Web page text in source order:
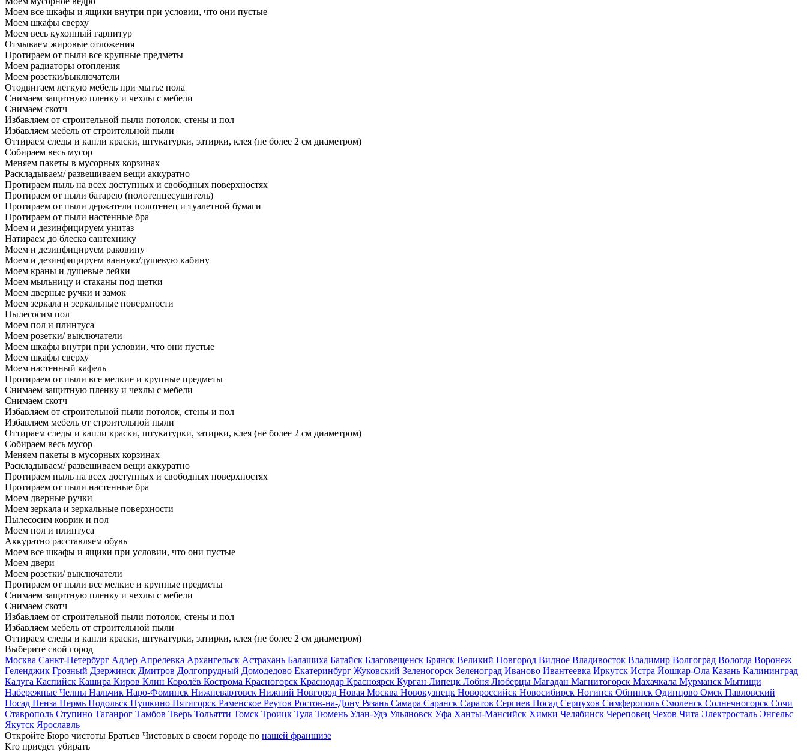
Моем все шкафы и ящики внутри при условии, что они пустые
Моем шкафы сверху
Моем весь кухонный гарнитур
Отмываем жировые отложения
Протираем от пыли все крупные предметы
Моем радиаторы отопления
Моем розетки/выключатели
Отодвигаем легкую мебель при мытье пола
Снимаем защитную пленку и чехлы с мебели
Снимаем скотч
Избавляем от строительной пыли потолок, стены и пол
Избавляем мебель от строительной пыли
Оттираем следы и капли краски, штукатурки, затирки, клея (не более 2 см диаметром)
Собираем весь мусор
Меняем пакеты в мусорных корзинах
Раскладываем/ развешиваем вещи аккуратно
Протираем пыль на всех доступных и свободных поверхностях
Протираем от пыли батарею (полотенцесушитель)
Протираем от пыли держатели полотенец и туалетной бумаги
Протираем от пыли настенные бра
Моем и дезинфицируем унитаз
Натираем до блеска сантехнику
Моем и дезинфицируем раковину
Моем и дезинфицируем ванную/душевую кабину
Моем краны и душевые лейки
Моем мыльницу и стаканы под щетки
Моем дверные ручки и замок
Моем зеркала и зеркальные поверхности
Пылесосим пол
Моем пол и плинтуса
Моем розетки/ выключатели
Моем шкафы внутри при условии, что они пустые
Моем шкафы сверху
Моем настенный кафель
Протираем от пыли все мелкие и крупные предметы
Снимаем защитную пленку и чехлы с мебели
Снимаем скотч
Избавляем от строительной пыли потолок, стены и пол
Избавляем мебель от строительной пыли
Оттираем следы и капли краски, штукатурки, затирки, клея (не более 2 см диаметром)
Собираем весь мусор
Меняем пакеты в мусорных корзинах
Раскладываем/ развешиваем вещи аккуратно
Протираем пыль на всех доступных и свободных поверхностях
Протираем от пыли настенные бра
Моем дверные ручки
Моем зеркала и зеркальные поверхности
Пылесосим коврик и пол
Моем пол и плинтуса
Аккуратно расставляем обувь
Моем все шкафы и ящики при условии, что они пустые
Моем двери
Моем розетки/ выключатели
Протираем от пыли все мелкие и крупные предметы
Снимаем защитную пленку и чехлы с мебели
Снимаем скотч
Избавляем от строительной пыли потолок, стены и пол
Избавляем мебель от строительной пыли
Оттираем следы и капли краски, штукатурки, затирки, клея (не более 2 см диаметром)
Выберите свой город
Москва Санкт-Петербург Адлер Апрелевка Архангельск Астрахань Балашиха Батайск Благовещенск Брянск Великий Новгород Видное Владивосток Владимир Волгоград Вологда Воронеж
Геленджик Грозный Дзержинск Дмитров Долгопрудный Домодедово Екатеринбург Жуковский Зеленогорск Зеленоград Иваново Ивантеевка Иркутск Истра Йошкар-Ола Казань Калининград
Калуга Каспийск Кашира Киров Клин Королёв Кострома Красногорск Краснодар Красноярск Курган Липецк Лобня Люберцы Магадан Магнитогорск Махачкала Мурманск Мытищи
Набережные Челны Нальчик Наро-Фоминск Нижневартовск Нижний Новгород Новая Москва Новокузнецк Новороссийск Новосибирск Ногинск Обнинск Одинцово Омск Павловский
Посад Пенза Пермь Подольск Пушкино Пятигорск Раменское Реутов Ростов-на-Дону Рязань Самара Саранск Саратов Сергиев Посад Серпухов Симферополь Смоленск Солнечногорск Сочи
Ставрополь Ступино Таганрог Тамбов Тверь Тольятти Томск Троицк Тула Тюмень Улан-Удэ Ульяновск Уфа Ханты-Мансийск Химки Челябинск Череповец Чехов Чита Электросталь Энгельс
Якутск Ярославль
Откройте Бюро чистоты Братьев Чистовых в своем городе по нашей франшизе
Кто приедет убирать